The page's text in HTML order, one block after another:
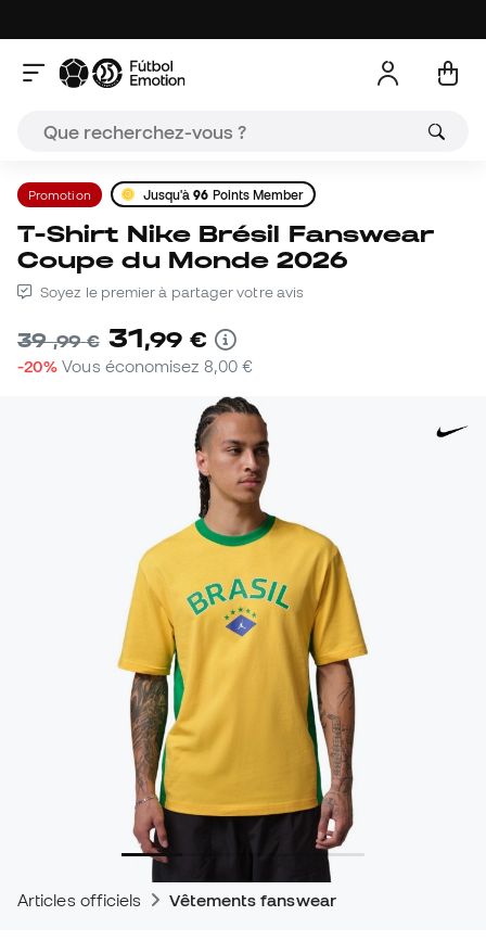
Promotion Jusqu'à96 Points Member
T-Shirt Nike Brésil Fanswear
Coupe du Monde 2026
Soyez le premier à partager votre avis
39,99 € 31,99 €
-20% Vous économisez 8,00 €
Articles officiels Vêtements fanswear